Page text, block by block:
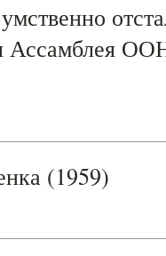
Ассамблея
(1959)